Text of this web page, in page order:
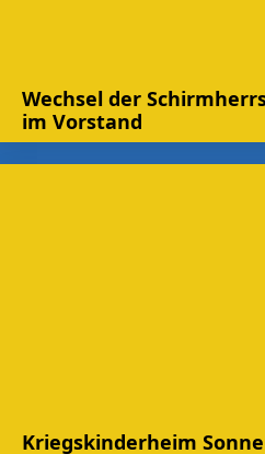
Wechsel der
im Vorstand
Kriegskinderheim